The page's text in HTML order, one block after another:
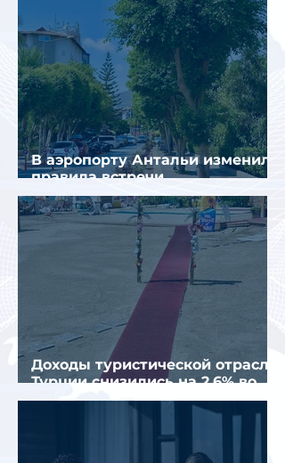
В аэропорту Антальи изменили
правила встречи
организованных туристов
Доходы туристической отрасли
Турции снизились на 2,6% во
втором квартале 2026 года